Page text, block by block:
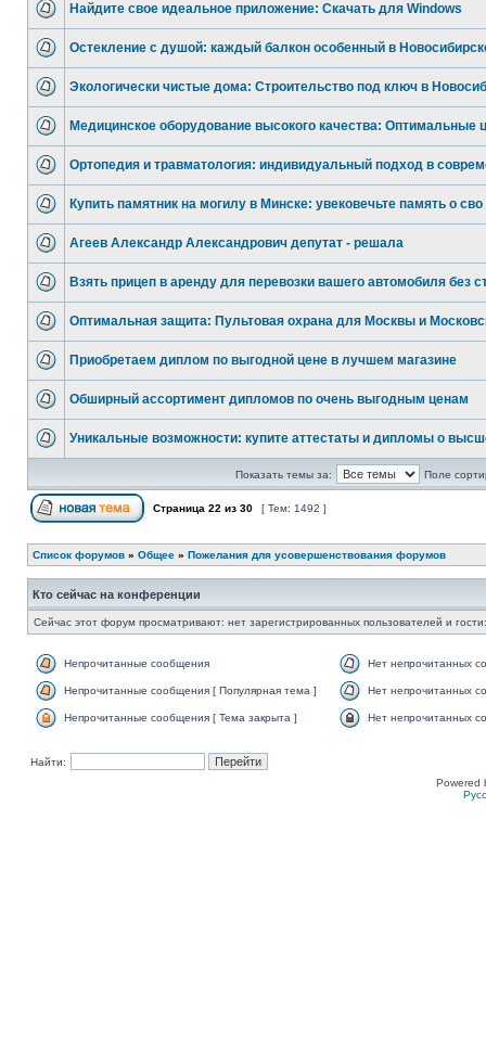
Найдите свое идеальное приложение: Скачать для Windows
Остекление с душой: каждый балкон особенный в
Экологически чистые дома: Строительство под ключ в
Медицинское оборудование высокого качества: Оптимальные
Ортопедия и травматология: индивидуальный подход в
Купить памятник на могилу в Минске: увековечьте память о сво
Агеев Александр Александрович депутат - решала
Взять прицеп в аренду для перевозки вашего автомобиля без
Оптимальная защита: Пультовая охрана для Москвы и
Приобретаем диплом по выгодной цене в лучшем магазине
Обширный ассортимент дипломов по очень выгодным ценам
Уникальные возможности: купите аттестаты и дипломы о
Показать темы за: Поле
Страница 22 из 30 [ Тем: 1492 ]
Список форумов » Общее » Пожелания для усовершенствования форумов
Кто сейчас на конференции
Сейчас этот форум просматривают: нет зарегистрированных пользователей и
Непрочитанные сообщения Нет непрочитанных
Непрочитанные сообщения [ Популярная тема ] Нет непрочитанных
Непрочитанные сообщения [ Тема закрыта ] Нет непрочитанных
Найти:
Powered